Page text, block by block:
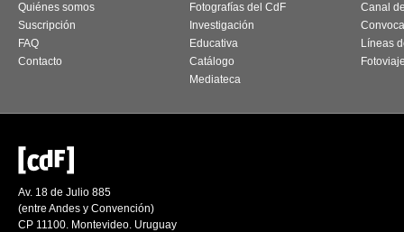
Quiénes somos
Suscripción
FAQ
Contacto
Fotografías del CdF
Investigación
Educativa
Catálogo
Mediateca
Canal
Líneas
Av. 18 de Julio 885
(entre Andes y Convención)
CP 11100. Montevideo. Uruguay